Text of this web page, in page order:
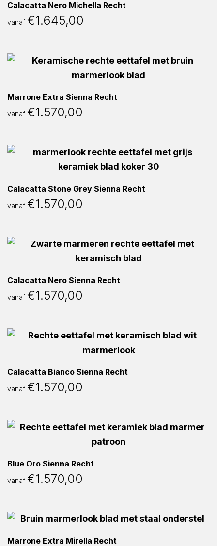
Calacatta Nero Michella Recht
vanaf €1.645,00
Marrone Extra Sienna Recht
vanaf €1.570,00
Calacatta Stone Grey Sienna Recht
vanaf €1.570,00
Calacatta Nero Sienna Recht
vanaf €1.570,00
Calacatta Bianco Sienna Recht
vanaf €1.570,00
Blue Oro Sienna Recht
vanaf €1.570,00
Marrone Extra Mirella Recht